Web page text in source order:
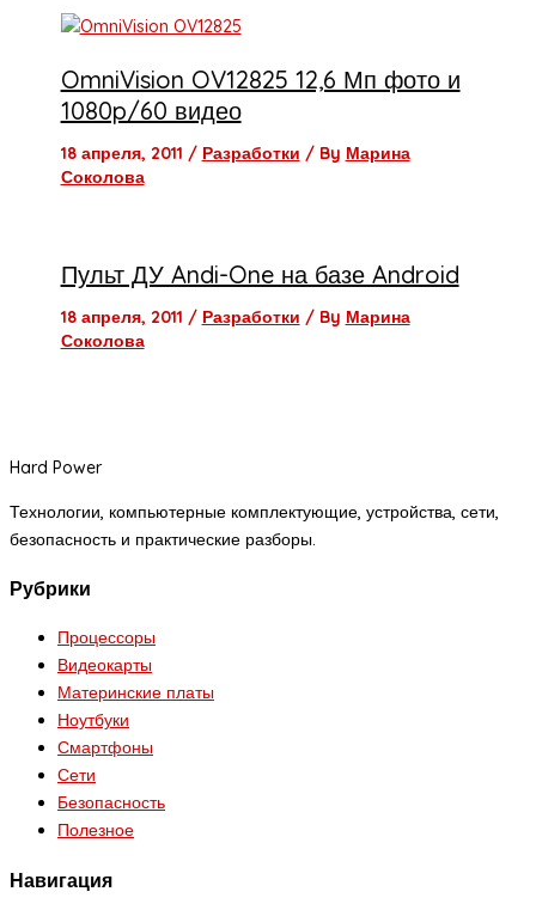
OmniVision OV12825 12,6 Мп фото и
1080p/60 видео
18 апреля, 2011 / Разработки / By Марина
Соколова
Пульт ДУ Andi-One на базе Android
18 апреля, 2011 / Разработки / By Марина
Соколова
Hard Power
Технологии, компьютерные комплектующие, устройства, сети,
безопасность и практические разборы.
Рубрики
Процессоры
Видеокарты
Материнские платы
Ноутбуки
Смартфоны
Сети
Безопасность
Полезное
Навигация